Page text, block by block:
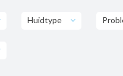
Huidtype